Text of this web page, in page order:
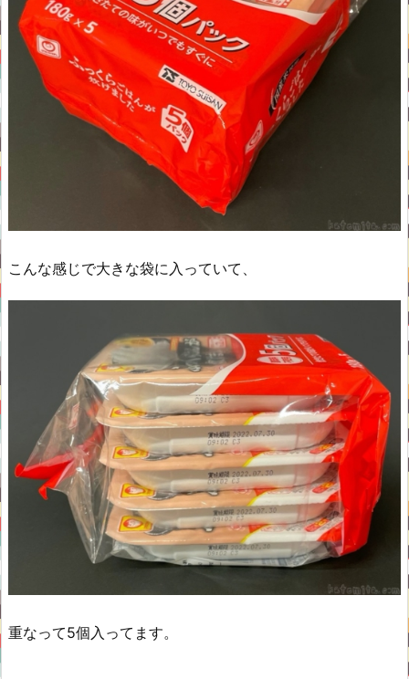
こんな感じで大きな袋に入っていて、
重なって5個入ってます。